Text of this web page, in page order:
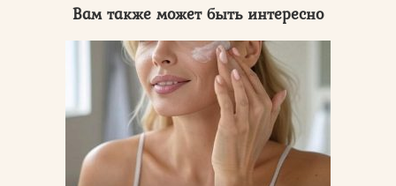
Вам также может быть интересно